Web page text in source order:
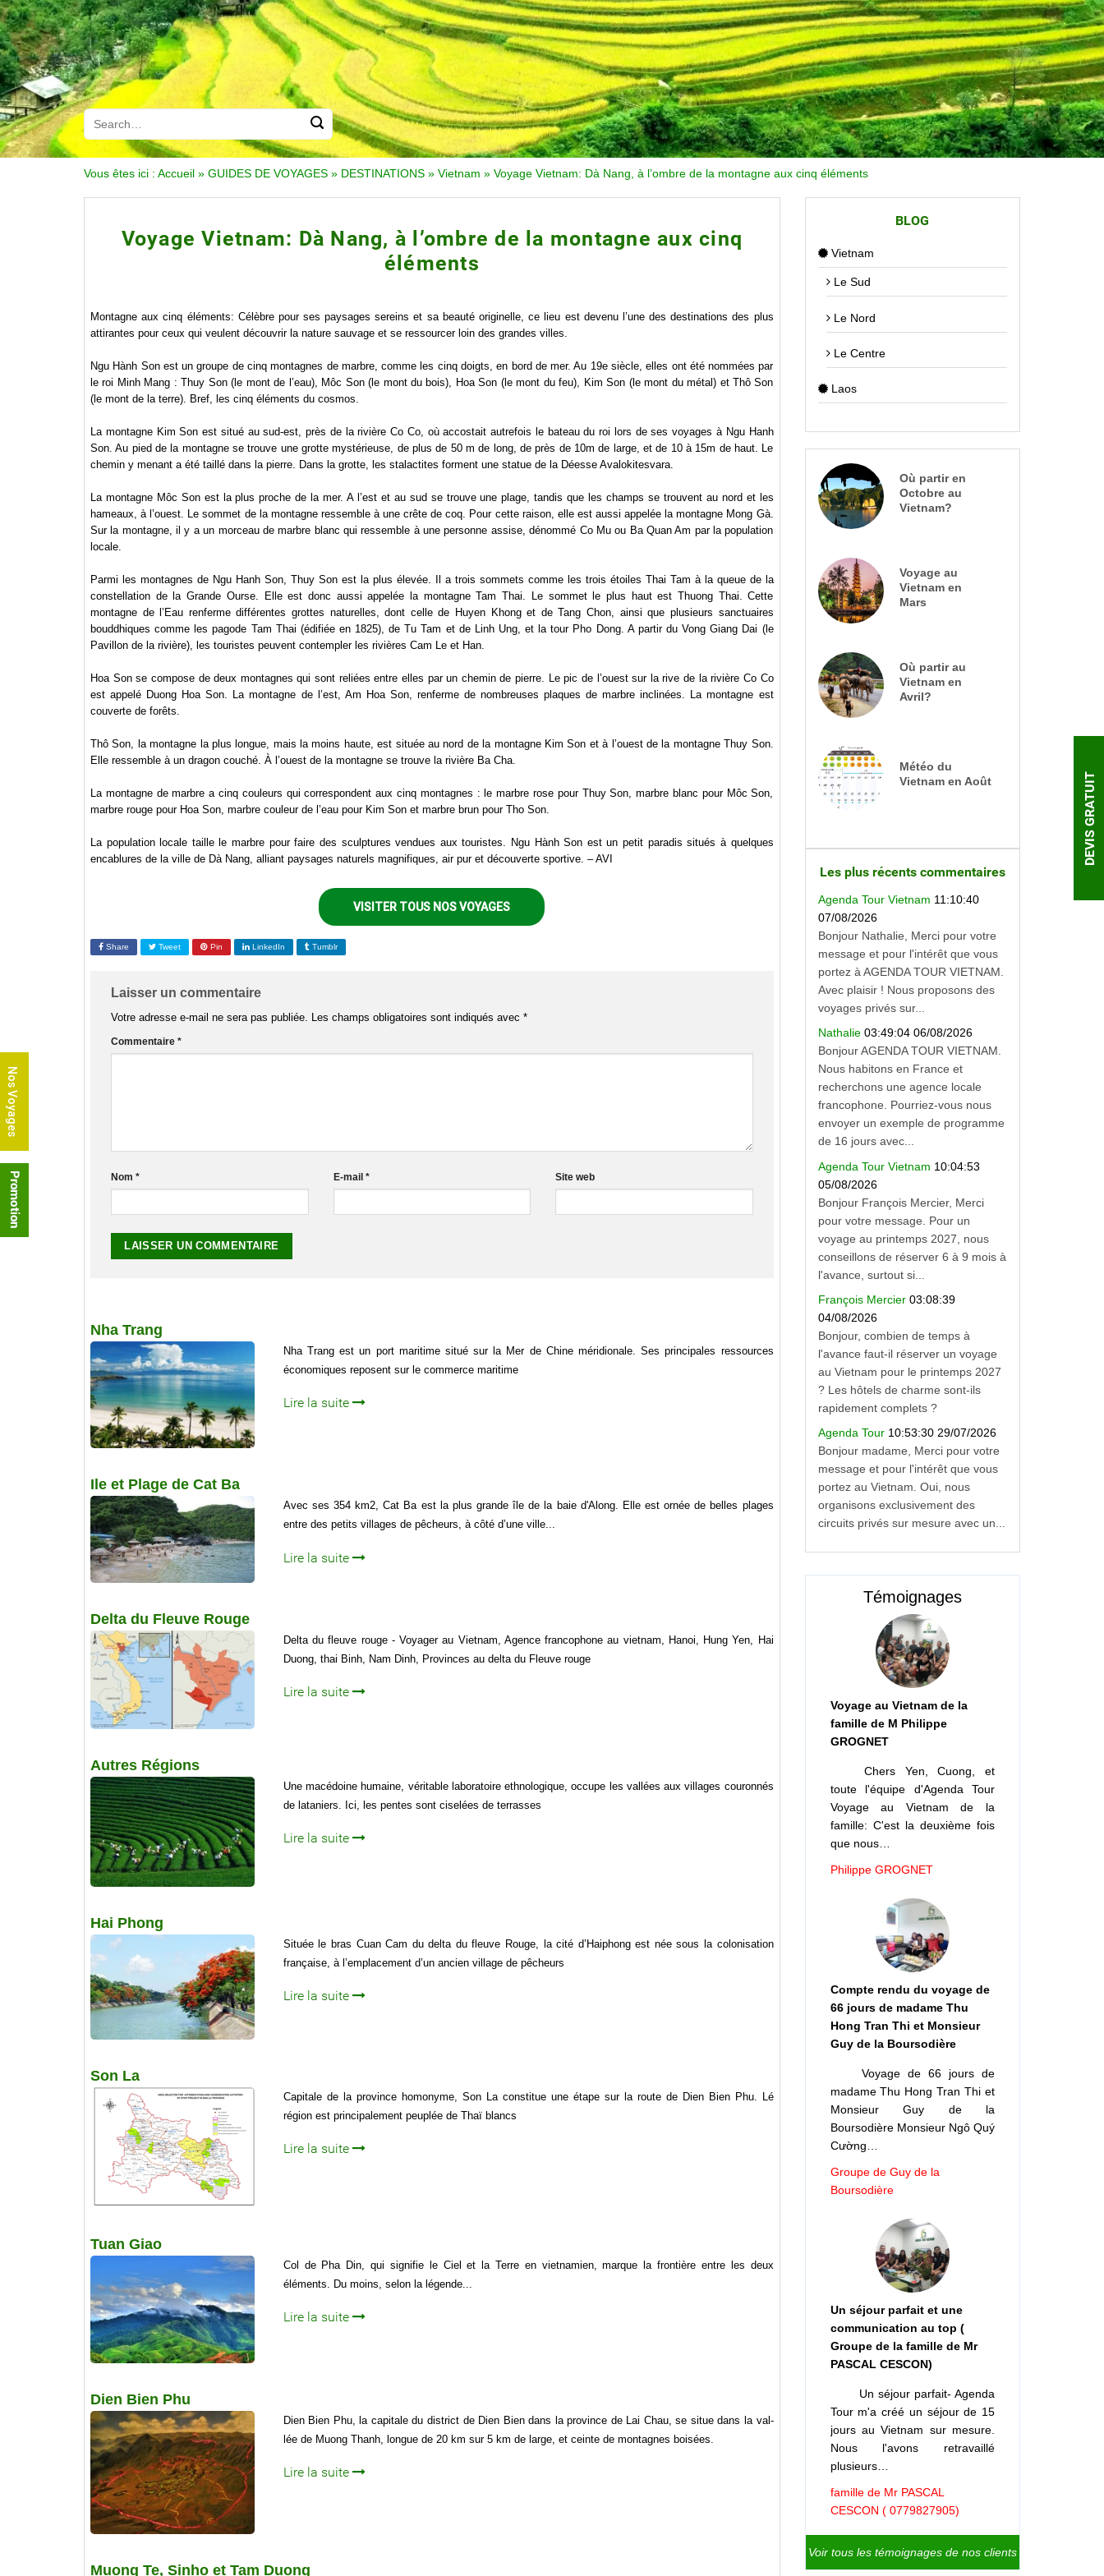
Vous êtes ici : Accueil » GUIDES DE VOYAGES » DESTINATIONS » Vietnam » Voyage Vietnam: Dà Nang, à l’ombre de la montagne aux cinq éléments
Voyage Vietnam: Dà Nang, à l’ombre de la montagne aux cinq
éléments
Montagne aux cinq éléments: Célèbre pour ses paysages sereins et sa beauté originelle, ce lieu est devenu l’une des destinations des plus
attirantes pour ceux qui veulent découvrir la nature sauvage et se ressourcer loin des grandes villes.
Ngu Hành Son est un groupe de cinq montagnes de marbre, comme les cinq doigts, en bord de mer. Au 19e siècle, elles ont été nommées par
le roi Minh Mang : Thuy Son (le mont de l’eau), Môc Son (le mont du bois), Hoa Son (le mont du feu), Kim Son (le mont du métal) et Thô Son
(le mont de la terre). Bref, les cinq éléments du cosmos.
La montagne Kim Son est situé au sud-est, près de la rivière Co Co, où accostait autrefois le bateau du roi lors de ses voyages à Ngu Hanh
Son. Au pied de la montagne se trouve une grotte mystérieuse, de plus de 50 m de long, de près de 10m de large, et de 10 à 15m de haut. Le
chemin y menant a été taillé dans la pierre. Dans la grotte, les stalactites forment une statue de la Déesse Avalokitesvara.
La montagne Môc Son est la plus proche de la mer. A l’est et au sud se trouve une plage, tandis que les champs se trouvent au nord et les
hameaux, à l’ouest. Le sommet de la montagne ressemble à une crête de coq. Pour cette raison, elle est aussi appelée la montagne Mong Gà.
Sur la montagne, il y a un morceau de marbre blanc qui ressemble à une personne assise, dénommé Co Mu ou Ba Quan Am par la population
locale.
Parmi les montagnes de Ngu Hanh Son, Thuy Son est la plus élevée. Il a trois sommets comme les trois étoiles Thai Tam à la queue de la
constellation de la Grande Ourse. Elle est donc aussi appelée la montagne Tam Thai. Le sommet le plus haut est Thuong Thai. Cette
montagne de l’Eau renferme différentes grottes naturelles, dont celle de Huyen Khong et de Tang Chon, ainsi que plusieurs sanctuaires
bouddhiques comme les pagode Tam Thai (édifiée en 1825), de Tu Tam et de Linh Ung, et la tour Pho Dong. A partir du Vong Giang Dai (le
Pavillon de la rivière), les touristes peuvent contempler les rivières Cam Le et Han.
Hoa Son se compose de deux montagnes qui sont reliées entre elles par un chemin de pierre. Le pic de l’ouest sur la rive de la rivière Co Co
est appelé Duong Hoa Son. La montagne de l’est, Am Hoa Son, renferme de nombreuses plaques de marbre inclinées. La montagne est
couverte de forêts.
Thô Son, la montagne la plus longue, mais la moins haute, est située au nord de la montagne Kim Son et à l’ouest de la montagne Thuy Son.
Elle ressemble à un dragon couché. À l’ouest de la montagne se trouve la rivière Ba Cha.
La montagne de marbre a cinq couleurs qui correspondent aux cinq montagnes : le marbre rose pour Thuy Son, marbre blanc pour Môc Son,
marbre rouge pour Hoa Son, marbre couleur de l’eau pour Kim Son et marbre brun pour Tho Son.
La population locale taille le marbre pour faire des sculptures vendues aux touristes. Ngu Hành Son est un petit paradis situés à quelques
encablures de la ville de Dà Nang, alliant paysages naturels magnifiques, air pur et découverte sportive. – AVI
VISITER TOUS NOS VOYAGES
Share Tweet Pin LinkedIn Tumblr
Laisser un commentaire
Votre adresse e-mail ne sera pas publiée. Les champs obligatoires sont indiqués avec *
Commentaire *
Nom * E-mail * Site web
Nha Trang
Nha Trang est un port maritime situé sur la Mer de Chine méridionale. Ses principales ressources
économiques reposent sur le commerce maritime
Lire la suite
Ile et Plage de Cat Ba
Avec ses 354 km2, Cat Ba est la plus grande île de la baie d'Along. Elle est ornée de belles plages
entre des petits villages de pêcheurs, à côté d’une ville...
Lire la suite
Delta du Fleuve Rouge
Delta du fleuve rouge - Voyager au Vietnam, Agence francophone au vietnam, Hanoi, Hung Yen, Hai
Duong, thai Binh, Nam Dinh, Provinces au delta du Fleuve rouge
Lire la suite
Autres Régions
Une macédoine humaine, véritable laboratoire ethnologique, occupe les vallées aux villages couronnés
de lataniers. Ici, les pentes sont ciselées de terrasses
Lire la suite
Hai Phong
Située le bras Cuan Cam du delta du fleuve Rouge, la cité d’Haiphong est née sous la colonisation
française, à l’emplacement d’un ancien village de pêcheurs
Lire la suite
Son La
Capitale de la province homonyme, Son La constitue une étape sur la route de Dien Bien Phu. Lé
région est principalement peuplée de Thaï blancs
Lire la suite
Tuan Giao
Col de Pha Din, qui signifie le Ciel et la Terre en vietnamien, marque la frontière entre les deux
éléments. Du moins, selon la légende...
Lire la suite
Dien Bien Phu
Dien Bien Phu, la capitale du district de Dien Bien dans la province de Lai Chau, se situe dans la val­
lée de Muong Thanh, longue de 20 km sur 5 km de large, et ceinte de montagnes boisées.
Lire la suite
Muong Te, Sinho et Tam Duong
BLOG
Vietnam
Le Sud
Le Nord
Le Centre
Laos
Où partir en
Octobre au
Vietnam?
Voyage au
Vietnam en
Mars
Où partir au
Vietnam en
Avril?
Météo du
Vietnam en Août
Les plus récents commentaires
Agenda Tour Vietnam 11:10:40
07/08/2026
Bonjour Nathalie, Merci pour votre
message et pour l'intérêt que vous
portez à AGENDA TOUR VIETNAM.
Avec plaisir ! Nous proposons des
voyages privés sur...
Nathalie 03:49:04 06/08/2026
Bonjour AGENDA TOUR VIETNAM.
Nous habitons en France et
recherchons une agence locale
francophone. Pourriez-vous nous
envoyer un exemple de programme
de 16 jours avec...
Agenda Tour Vietnam 10:04:53
05/08/2026
Bonjour François Mercier, Merci
pour votre message. Pour un
voyage au printemps 2027, nous
conseillons de réserver 6 à 9 mois à
l'avance, surtout si...
François Mercier 03:08:39
04/08/2026
Bonjour, combien de temps à
l'avance faut-il réserver un voyage
au Vietnam pour le printemps 2027
? Les hôtels de charme sont-ils
rapidement complets ?
Agenda Tour 10:53:30 29/07/2026
Bonjour madame, Merci pour votre
message et pour l'intérêt que vous
portez au Vietnam. Oui, nous
organisons exclusivement des
circuits privés sur mesure avec un...
Témoignages
Voyage au Vietnam de la
famille de M Philippe
GROGNET
Chers Yen, Cuong, et
toute l'équipe d'Agenda Tour
Voyage au Vietnam de la
famille: C'est la deuxième fois
que nous…
Philippe GROGNET
Compte rendu du voyage de
66 jours de madame Thu
Hong Tran Thi et Monsieur
Guy de la Boursodière
Voyage de 66 jours de
madame Thu Hong Tran Thi et
Monsieur Guy de la
Boursodière Monsieur Ngô Quý
Cường…
Groupe de Guy de la
Boursodière
Un séjour parfait et une
communication au top (
Groupe de la famille de Mr
PASCAL CESCON)
Un séjour parfait- Agenda
Tour m'a créé un séjour de 15
jours au Vietnam sur mesure.
Nous l'avons retravaillé
plusieurs…
famille de Mr PASCAL
CESCON ( 0779827905)
Voir tous les témoignages de nos clients
DEVIS GRATUIT
Nos Voyages